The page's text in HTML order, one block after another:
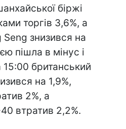
біржі
торгів 3,6%, а
Seng знизився на
пішла в мінус і
британський
на 1,9%,
2%, а
втратив 2,2%.